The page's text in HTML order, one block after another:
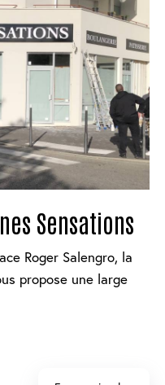
Sensations
Roger Salengro, la
propose une large